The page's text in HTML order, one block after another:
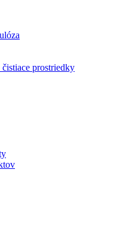
prostriedky